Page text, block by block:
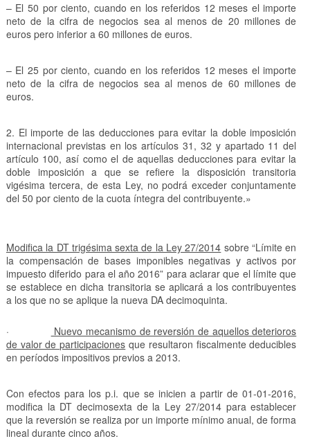
– El 50 por ciento, cuando en los referidos 12 meses el importe
neto de la cifra de negocios sea al menos de 20 millones de
euros pero inferior a 60 millones de euros.
– El 25 por ciento, cuando en los referidos 12 meses el importe
neto de la cifra de negocios sea al menos de 60 millones de
euros.
2. El importe de las deducciones para evitar la doble imposición
internacional previstas en los artículos 31, 32 y apartado 11 del
artículo 100, así como el de aquellas deducciones para evitar la
doble imposición a que se refiere la disposición transitoria
vigésima tercera, de esta Ley, no podrá exceder conjuntamente
del 50 por ciento de la cuota íntegra del contribuyente.»
Modifica la DT trigésima sexta de la Ley 27/2014 sobre “Límite en
la compensación de bases imponibles negativas y activos por
impuesto diferido para el año 2016” para aclarar que el límite que
se establece en dicha transitoria se aplicará a los contribuyentes
a los que no se aplique la nueva DA decimoquinta.
·
Nuevo mecanismo de reversión de aquellos deterioros
de valor de participaciones que resultaron fiscalmente deducibles
en períodos impositivos previos a 2013.
Con efectos para los p.i. que se inicien a partir de 01-01-2016,
modifica la DT decimosexta de la Ley 27/2014 para establecer
que la reversión se realiza por un importe mínimo anual, de forma
lineal durante cinco años.